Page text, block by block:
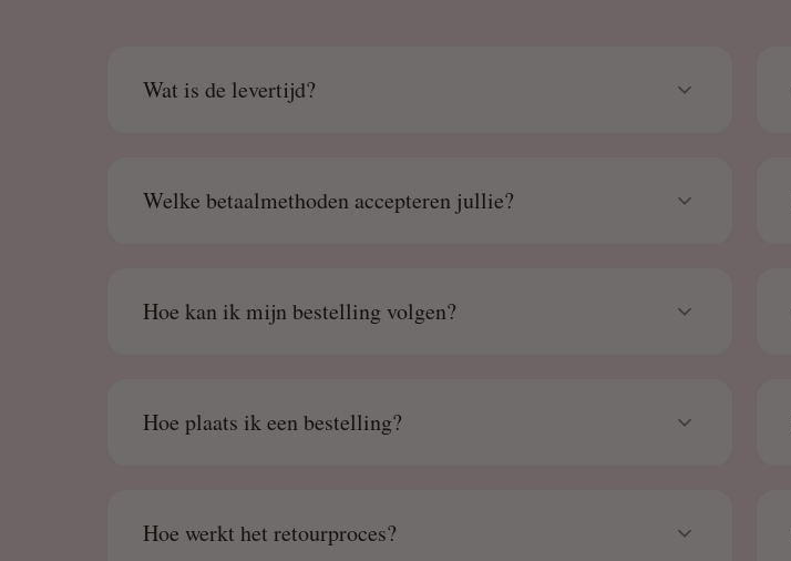
Wat is de levertijd?
Welke betaalmethoden accepteren jullie?
Hoe kan ik mijn bestelling volgen?
Hoe plaats ik een bestelling?
Hoe werkt het retourproces?